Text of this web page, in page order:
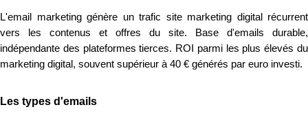
L'email marketing génère un trafic site marketing digital récurrent
vers les contenus et offres du site. Base d'emails durable,
indépendante des plateformes tierces. ROI parmi les plus élevés du
marketing digital, souvent supérieur à 40 € générés par euro investi.
Les types d'emails